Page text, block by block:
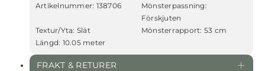
Artikelnummer: 138706
Mönsterpassning:
Förskjuten
Textur/Yta: Slät Mönsterrapport: 53 cm
Längd: 10.05 meter
FRAKT & RETURER